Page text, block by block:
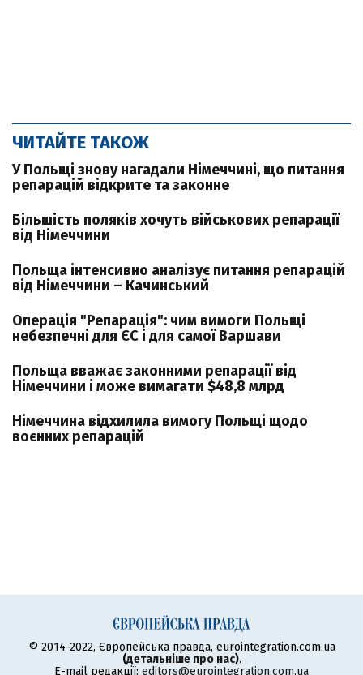
ЧИТАЙТЕ ТАКОЖ
У Польщі знову нагадали Німеччині, що питання
репарацій відкрите та законне
Більшість поляків хочуть військових репарації
від Німеччини
Польща інтенсивно аналізує питання репарацій
від Німеччини – Качинський
Операція "Репарація": чим вимоги Польщі
небезпечні для ЄС і для самої Варшави
Польща вважає законними репарації від
Німеччини і може вимагати $48,8 млрд
Німеччина відхилила вимогу Польщі щодо
воєнних репарацій
© 2014-2022, Європейська правда, eurointegration.com.ua
(детальніше про нас).
E-mail редакції: editors@eurointegration.com.ua